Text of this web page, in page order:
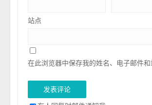
站点
在此浏览器中保存我的姓名、电子邮件和